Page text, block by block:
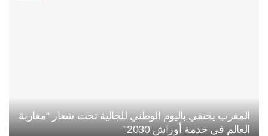
المغرب يحتفي باليوم الوطني للجالية تحت شعار “مغاربة
العالم في خدمة أوراش 2030”